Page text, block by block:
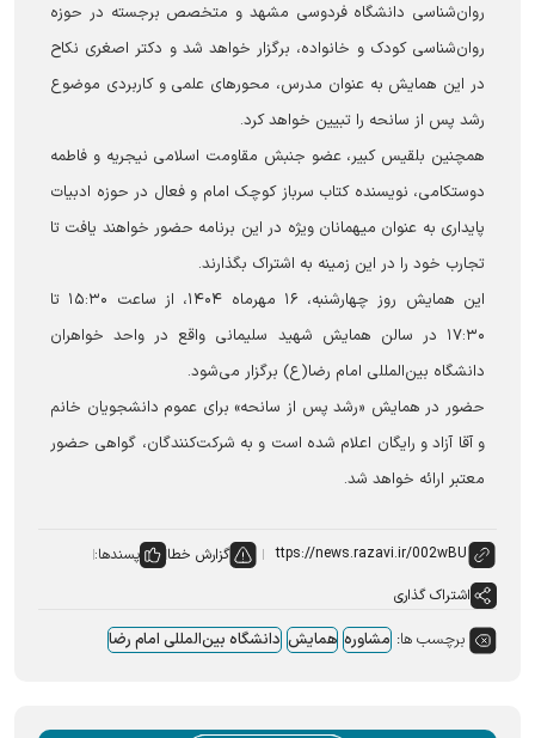
روان‌شناسی دانشگاه فردوسی مشهد و متخصص برجسته در حوزه
روان‌شناسی کودک و خانواده، برگزار خواهد شد و دکتر اصغری نکاح
در این همایش به عنوان مدرس، محورهای علمی و کاربردی موضوع
رشد پس از سانحه را تبیین خواهد کرد.
همچنین بلقیس کبیر، عضو جنبش مقاومت اسلامی نیجریه و فاطمه
دوستکامی، نویسنده کتاب سرباز کوچک امام و فعال در حوزه ادبیات
پایداری به عنوان میهمانان ویژه در این برنامه حضور خواهند یافت تا
تجارب خود را در این زمینه به اشتراک بگذارند.
این همایش روز چهارشنبه، ۱۶ مهرماه ۱۴۰۴، از ساعت ۱۵:۳۰ تا
۱۷:۳۰ در سالن همایش شهید سلیمانی واقع در واحد خواهران
دانشگاه بین‌المللی امام رضا(ع) برگزار می‌شود.
حضور در همایش «رشد پس از سانحه» برای عموم دانشجویان خانم
و آقا آزاد و رایگان اعلام شده است و به شرکت‌کنندگان، گواهی حضور
معتبر ارائه خواهد شد.
گزارش خطا
پسندها:
اشتراک گذاری
برچسب ها: مشاوره همایش دانشگاه بین‌المللی امام رضا